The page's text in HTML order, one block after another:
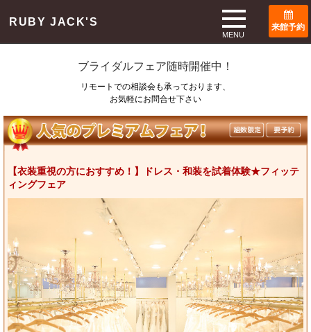
RUBY JACK'S
MENU
来館予約
ブライダルフェア随時開催中！
リモートでの相談会も承っております、
お気軽にお問合せ下さい
【衣装重視の方におすすめ！】ドレス・和装を試着体験★フィッテ
ィングフェア